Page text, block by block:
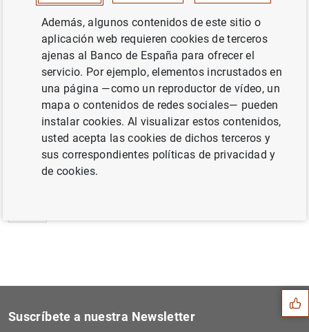
Estado financiero consolidado del
Eurosistema a 18 de julio de 2014 (171
Siguiente
Estadísticas de fondos de i...
Sugerencias
Suscríbete a nuestra Newsletter
Además, algunos contenidos de este sitio o
aplicación web requieren cookies de terceros
ajenas al Banco de España para ofrecer el
servicio. Por ejemplo, elementos incrustados en
una página —como un reproductor de vídeo, un
mapa o contenidos de redes sociales— pueden
instalar cookies. Al visualizar estos contenidos,
usted acepta las cookies de dichos terceros y
sus correspondientes políticas de privacidad y
de cookies.